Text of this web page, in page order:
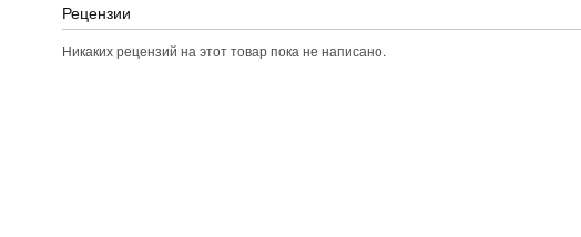
Рецензии
Никаких рецензий на этот товар пока не написано.